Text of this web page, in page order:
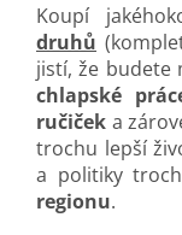
Koupí
druhů
jistí, že budete
chlapské
ručiček a
trochu lepší
a politiky
regionu.